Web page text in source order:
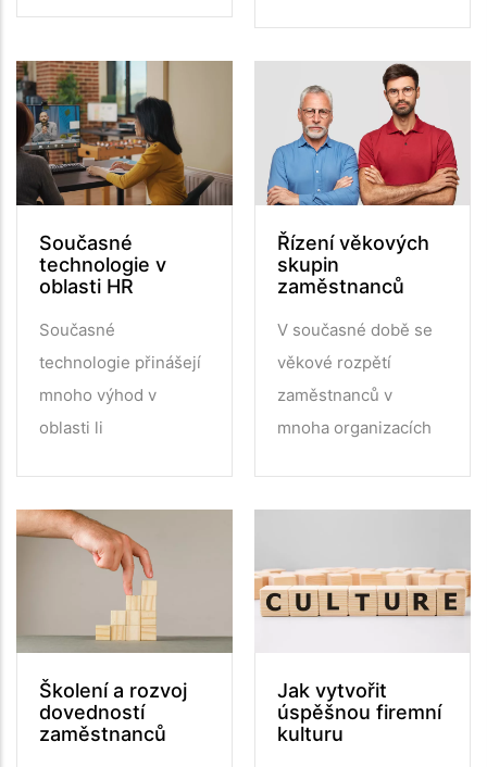
Současné
technologie v
oblasti HR
Současné
technologie přinášejí
mnoho výhod v
oblasti li
Řízení věkových
skupin
zaměstnanců
V současné době se
věkové rozpětí
zaměstnanců v
mnoha organizacích
Školení a rozvoj
dovedností
zaměstnanců
Jak vytvořit
úspěšnou firemní
kulturu